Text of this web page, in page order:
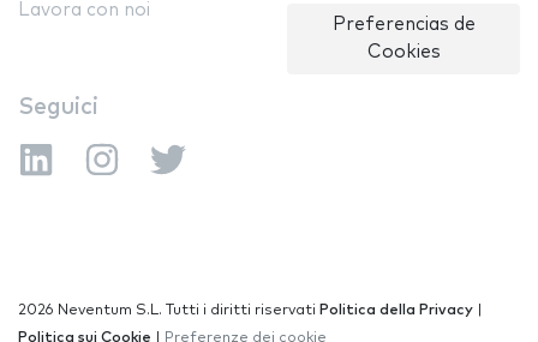
Lavora con noi
Preferencias de
Cookies
Seguici
2026 Neventum S.L. Tutti i diritti riservati Politica della Privacy
Politica sui Cookie
Preferenze dei cookie